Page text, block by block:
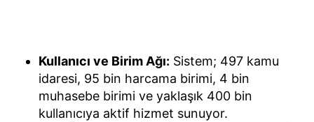
Kullanıcı ve Birim Ağı: Sistem; 497 kamu
idaresi, 95 bin harcama birimi, 4 bin
muhasebe birimi ve yaklaşık 400 bin
kullanıcıya aktif hizmet sunuyor.